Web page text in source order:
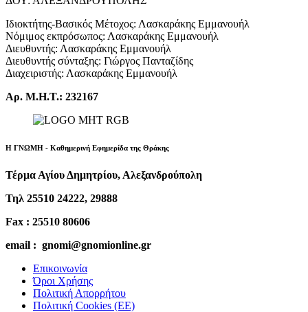
Ιδιοκτήτης-Βασικός Μέτοχος: Λασκαράκης Εμμανουήλ
Νόμιμος εκπρόσωπος: Λασκαράκης Εμμανουήλ
Διευθυντής: Λασκαράκης Εμμανουήλ
Διευθυντής σύνταξης: Γιώργος Πανταζίδης
Διαχειριστής: Λασκαράκης Εμμανουήλ
Αρ. Μ.Η.Τ.: 232167
Η ΓΝΩΜΗ - Καθημερινή Εφημερίδα της Θράκης
Τέρμα Αγίου Δημητρίου, Αλεξανδρούπολη
Τηλ 25510 24222, 29888
Fax : 25510 80606
email : gnomi@gnomionline.gr
Επικοινωνία
Όροι Χρήσης
Πολιτική Απορρήτου
Πολιτική Cookies (ΕΕ)